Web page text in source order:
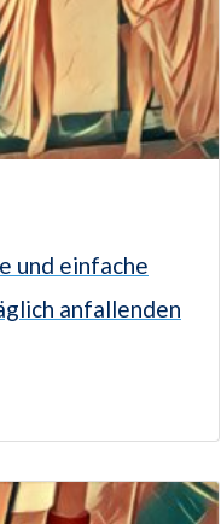
und einfache
anfallenden